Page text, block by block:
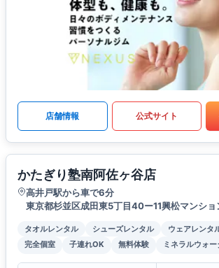
店舗情報 公式サイト
かたぎり塾南阿佐ヶ谷店
高井戸駅から車で6分
東京都杉並区成田東5丁目40ー11興松マンシ
タオルレンタル シューズレンタル ウェアレンタ
完全個室
子連れOK 無料体験 ミネラルウォー